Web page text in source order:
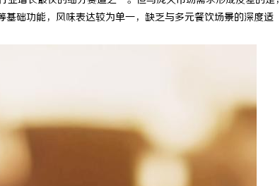
础功能，风味表达较为单一，缺乏与多元餐饮场景的深度适